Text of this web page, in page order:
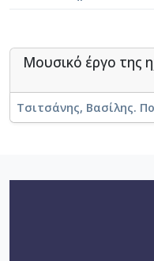
Μουσικό έργο της
Τσιτσάνης, Βασίλης.